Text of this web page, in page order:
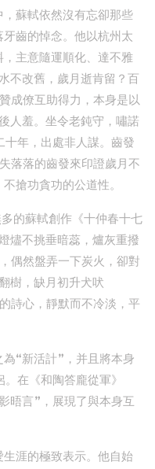
蘇軾依然沒有忘卻那些
齒的悼念。他以杭州太
主意隨運順化、達不雅
不改舊，歲月逝肯留？百
成僚互助得力，本身是以
人羞。坐令老鈍守，嘯諾
年，出處非人謀。齒發
落落的齒發來印證歲月不
搶功貪功的公道性。
的蘇軾創作《十仲春十七
燼不挑垂暗蕊，爐灰重撥
偶然盤弄一下炭火，卻對
樹，缺月初升犬吠
詩心，靜默而不冷淡，平
“新活計”，并且將本身
在《和陶答龐從軍》
晤言”，展現了與本身互
涯的極致表示。他自始